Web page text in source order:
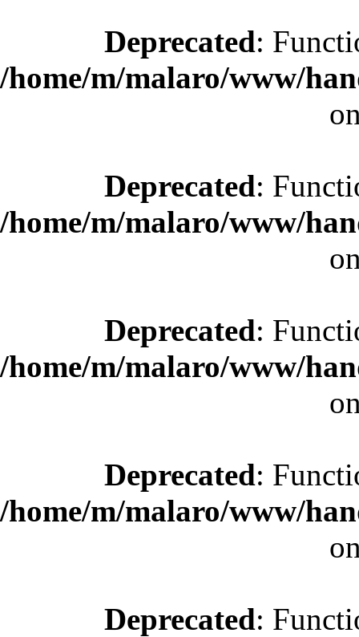
Deprecated:
/home/m/malaro/www/
Deprecated:
/home/m/malaro/www/
Deprecated:
/home/m/malaro/www/
Deprecated:
/home/m/malaro/www/
Deprecated: